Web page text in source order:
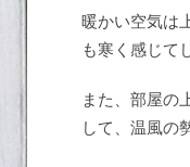
暖かい空気は
も寒く感じて
また、部屋の
して、温風の